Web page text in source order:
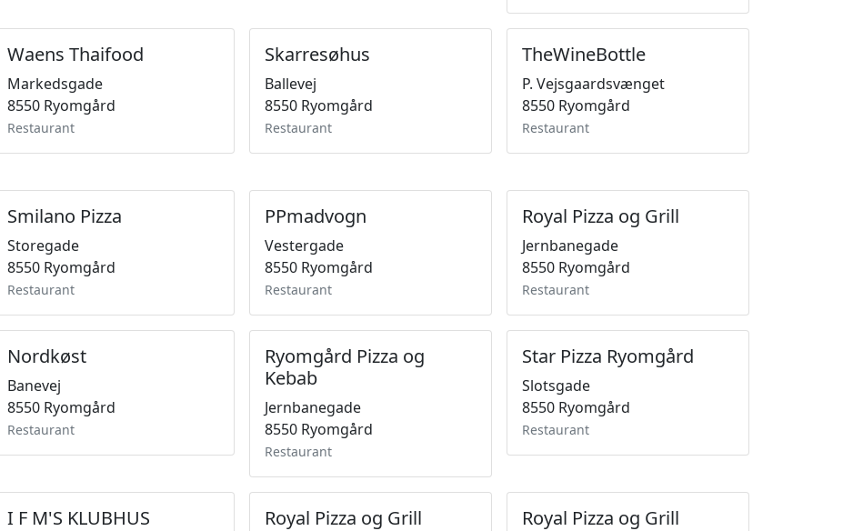
Waens Thaifood
Markedsgade
8550 Ryomgård
Restaurant
Skarresøhus
Ballevej
8550 Ryomgård
Restaurant
TheWineBottle
P. Vejsgaardsvænget
8550 Ryomgård
Restaurant
Smilano Pizza
Storegade
8550 Ryomgård
Restaurant
PPmadvogn
Vestergade
8550 Ryomgård
Restaurant
Royal Pizza og Grill
Jernbanegade
8550 Ryomgård
Restaurant
Nordkøst
Banevej
8550 Ryomgård
Restaurant
Ryomgård Pizza og
Kebab
Jernbanegade
8550 Ryomgård
Restaurant
Star Pizza Ryomgård
Slotsgade
8550 Ryomgård
Restaurant
I F M'S KLUBHUS Royal Pizza og Grill Royal Pizza og Grill